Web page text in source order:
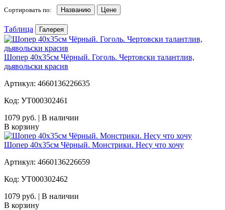
Сортировать по: Названию Цене
Таблица Галерея
Шопер 40х35см Чёрный. Гоголь. Чертовски талантлив,
дьявольски красив
Артикул: 4660136226635
Код: УТ000302461
1079 руб. | В наличии
В корзину
Шопер 40х35см Чёрный. Монстрики. Несу что хочу
Артикул: 4660136226659
Код: УТ000302462
1079 руб. | В наличии
В корзину